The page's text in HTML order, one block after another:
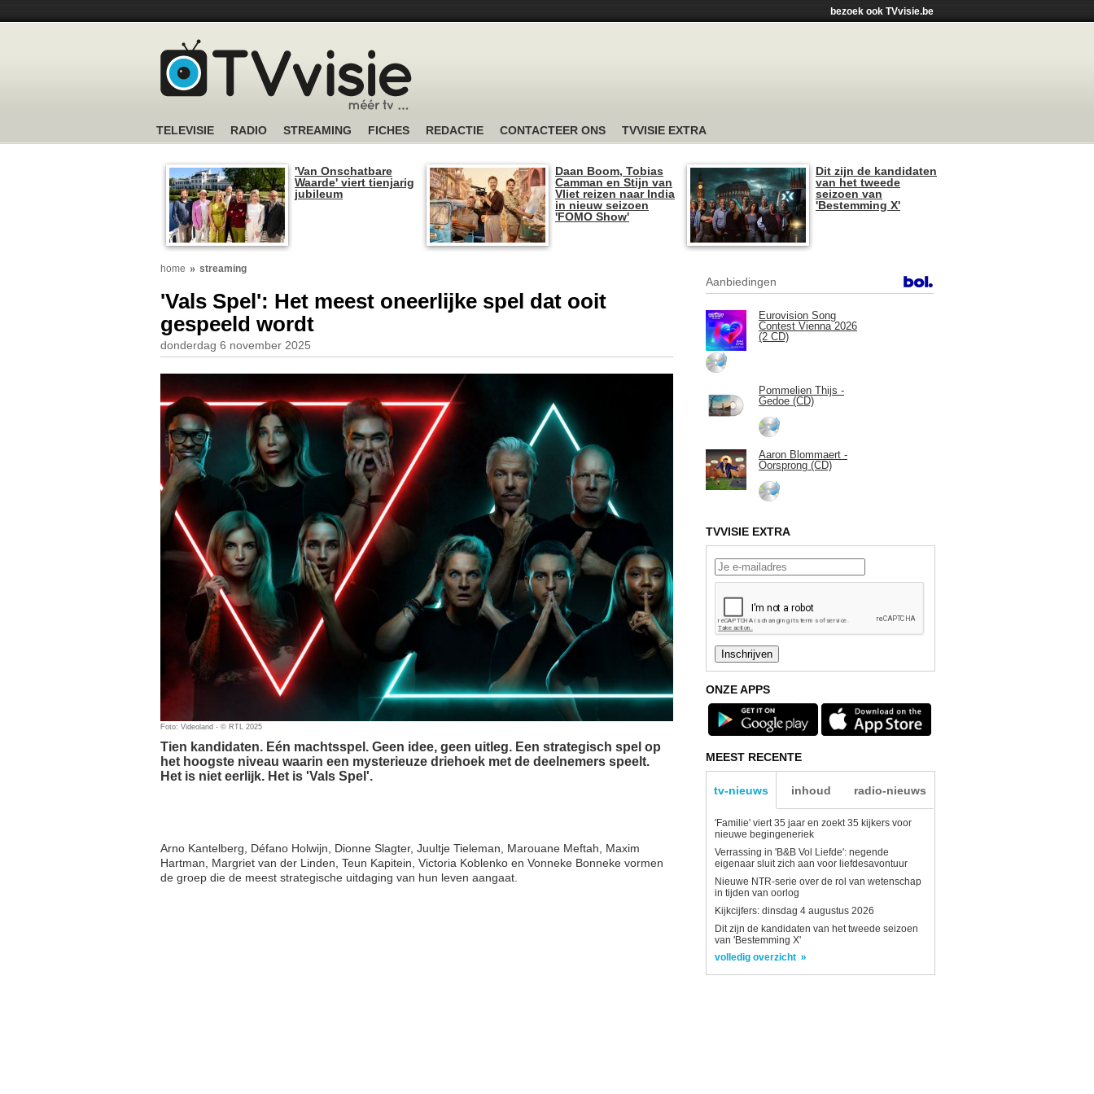
bezoek ook TVvisie.be
TELEVISIE RADIO STREAMING FICHES REDACTIE CONTACTEER ONS TVVISIE EXTRA
'Van Onschatbare
Waarde' viert tienjarig
jubileum
Daan Boom, Tobias
Camman en Stijn van
Vliet reizen naar India
in nieuw seizoen
'FOMO Show'
Dit zijn de kandidaten
van het tweede
seizoen van
'Bestemming X'
home streaming
'Vals Spel': Het meest oneerlijke spel dat ooit
gespeeld wordt
donderdag 6 november 2025
Foto: Videoland - © RTL 2025
Tien kandidaten. Eén machtsspel. Geen idee, geen uitleg. Een strategisch spel op
het hoogste niveau waarin een mysterieuze driehoek met de deelnemers speelt.
Het is niet eerlijk. Het is 'Vals Spel'.
Arno Kantelberg, Défano Holwijn, Dionne Slagter, Juultje Tieleman, Marouane Meftah, Maxim
Hartman, Margriet van der Linden, Teun Kapitein, Victoria Koblenko en Vonneke Bonneke vormen
de groep die de meest strategische uitdaging van hun leven aangaat.
Aanbiedingen
Eurovision Song
Contest Vienna 2026
(2 CD)
Pommelien Thijs -
Gedoe (CD)
Aaron Blommaert -
Oorsprong (CD)
TVVISIE EXTRA
ONZE APPS
MEEST RECENTE
tv-nieuws inhoud radio-nieuws
'Familie' viert 35 jaar en zoekt 35 kijkers voor
nieuwe begingeneriek
Verrassing in 'B&B Vol Liefde': negende
eigenaar sluit zich aan voor liefdesavontuur
Nieuwe NTR-serie over de rol van wetenschap
in tijden van oorlog
Kijkcijfers: dinsdag 4 augustus 2026
Dit zijn de kandidaten van het tweede seizoen
van 'Bestemming X'
volledig overzicht